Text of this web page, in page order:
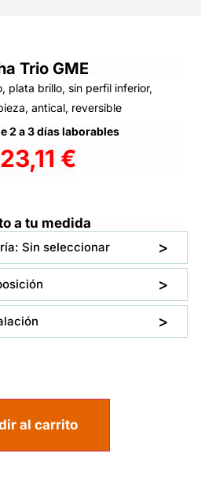
Trio GME
plata brillo, sin perfil inferior,
antical, reversible
2 a 3 días laborables
€
a tu medida
Sin seleccionar
al carrito